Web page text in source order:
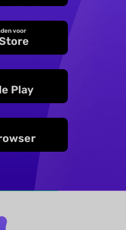
voor
Play